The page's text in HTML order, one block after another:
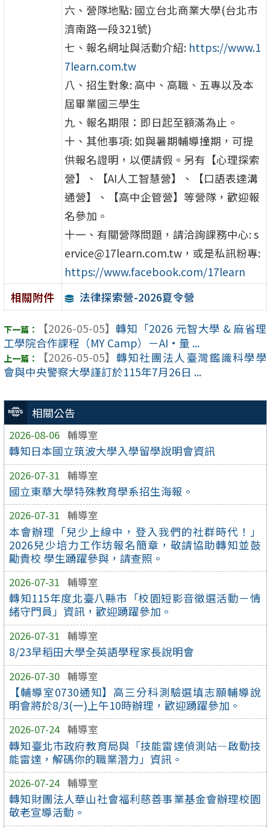
相關公告
2026-08-06 輔導室
轉知日本國立筑波大學入學留學說明會資訊
2026-07-31 輔導室
國立東華大學特殊教育學系招生海報。
2026-07-31 輔導室
本會辦理「兒少上線中，登入我們的社群時代！」
2026兒少培力工作坊報名簡章，敬請協助轉知並鼓
勵貴校 學生踴躍參與，請查照。
2026-07-31 輔導室
轉知115年度北臺八縣市「校園短影音徵選活動－情
緒守門員」資訊，歡迎踴躍參加。
2026-07-31 輔導室
8/23早稻田大學全英語學程家長說明會
2026-07-30 輔導室
【輔導室0730通知】高三分科測驗選填志願輔導說
明會將於8/3(一)上午10時辦理，歡迎踴躍參加。
2026-07-24 輔導室
轉知臺北市政府教育局與「技能雷達偵測站—啟動技
能雷達，解碼你的職業潛力」資訊。
2026-07-24 輔導室
轉知財團法人華山社會福利慈善事業基金會辦理校園
敬老宣導活動。
六、營隊地點: 國立台北商業大學(台北市
濟南路一段321號)
七、報名網址與活動介紹: https://www.1
7learn.com.tw
八、招生對象: 高中、高職、五專以及本
屆畢業國三學生
九、報名期限：即日起至額滿為止。
十、其他事項: 如與暑期輔導撞期，可提
供報名證明，以便請假。另有【心理探索
營】、【AI人工智慧營】、【口語表達溝
通營】、【高中企管營】等營隊，歡迎報
名參加。
十一、有關營隊問題，請洽詢課務中心: s
ervice@17learn.com.tw，或是私訊粉專:
https://www.facebook.com/17learn
相關附件
法律探索營-2026夏令營
【2026-05-05】 轉知「2026 元智大學 & 麻省理
工學院合作課程（MY Camp）－AI•量 ...
【2026-05-05】 轉知社團法人臺灣鑑識科學學
會與中央警察大學謹訂於115年7月26日 ...